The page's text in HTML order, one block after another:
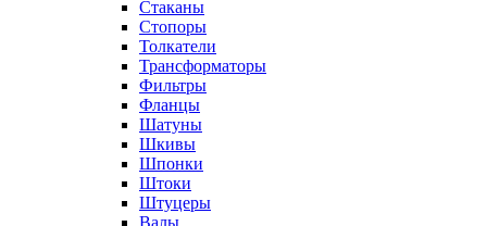
Стаканы
Стопоры
Толкатели
Трансформаторы
Фильтры
Фланцы
Шатуны
Шкивы
Шпонки
Штоки
Штуцеры
Валы